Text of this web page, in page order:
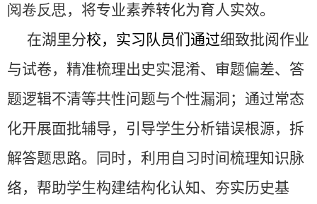
阅卷反思 ，将专业素养转化为育人实效。
在湖里分校， 实习队员们通过细致批阅作业
与试卷，精准梳理出史实混淆、审题偏差、答
题逻辑不清等共性问题与个性漏洞；通过常态
化开展面批辅导，引导学生分析错误根源，拆
解答题思路。同时，利用自习时间梳理知识脉
络，帮助学生构建结构化认知、夯实历史基